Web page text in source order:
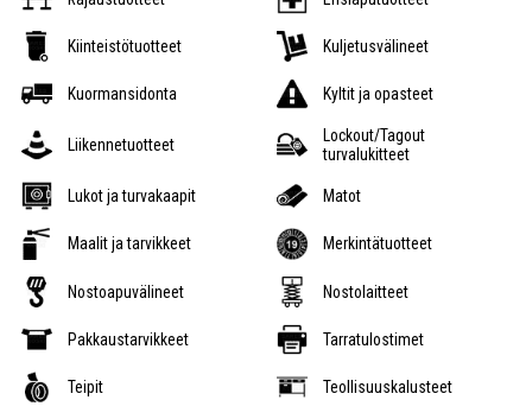
Kiinteistötuotteet Kuljetusvälineet
Kuormansidonta Kyltit ja opasteet
Liikennetuotteet
Lockout/Tagout
turvalukitteet
Lukot ja turvakaapit Matot
Maalit ja tarvikkeet Merkintätuotteet
Nostoapuvälineet Nostolaitteet
Pakkaustarvikkeet Tarratulostimet
Teipit Teollisuuskalusteet